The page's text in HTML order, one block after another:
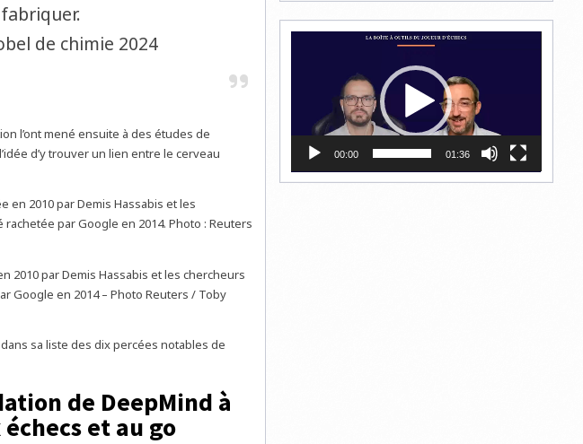
fabriquer.
de chimie 2024
l’ont mené ensuite à des études de
d’y trouver un lien entre le cerveau
2010 par Demis Hassabis et les chercheurs
Google en 2014 – Photo Reuters / Toby
sa liste des dix percées notables de
de DeepMind à
et au go
00:00 01:36